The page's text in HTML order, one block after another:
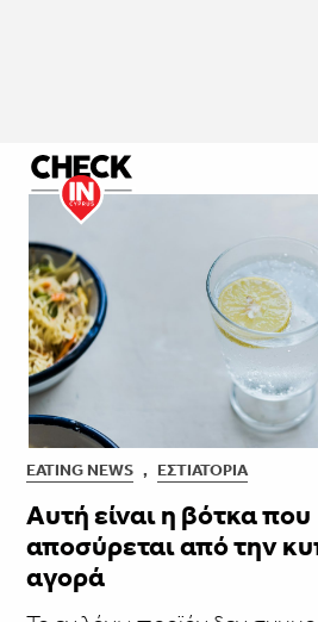
EATING NEWS , ΕΣΤΙΑΤΌΡΙΑ
Αυτή είναι η βότκα που
αποσύρεται από την
αγορά